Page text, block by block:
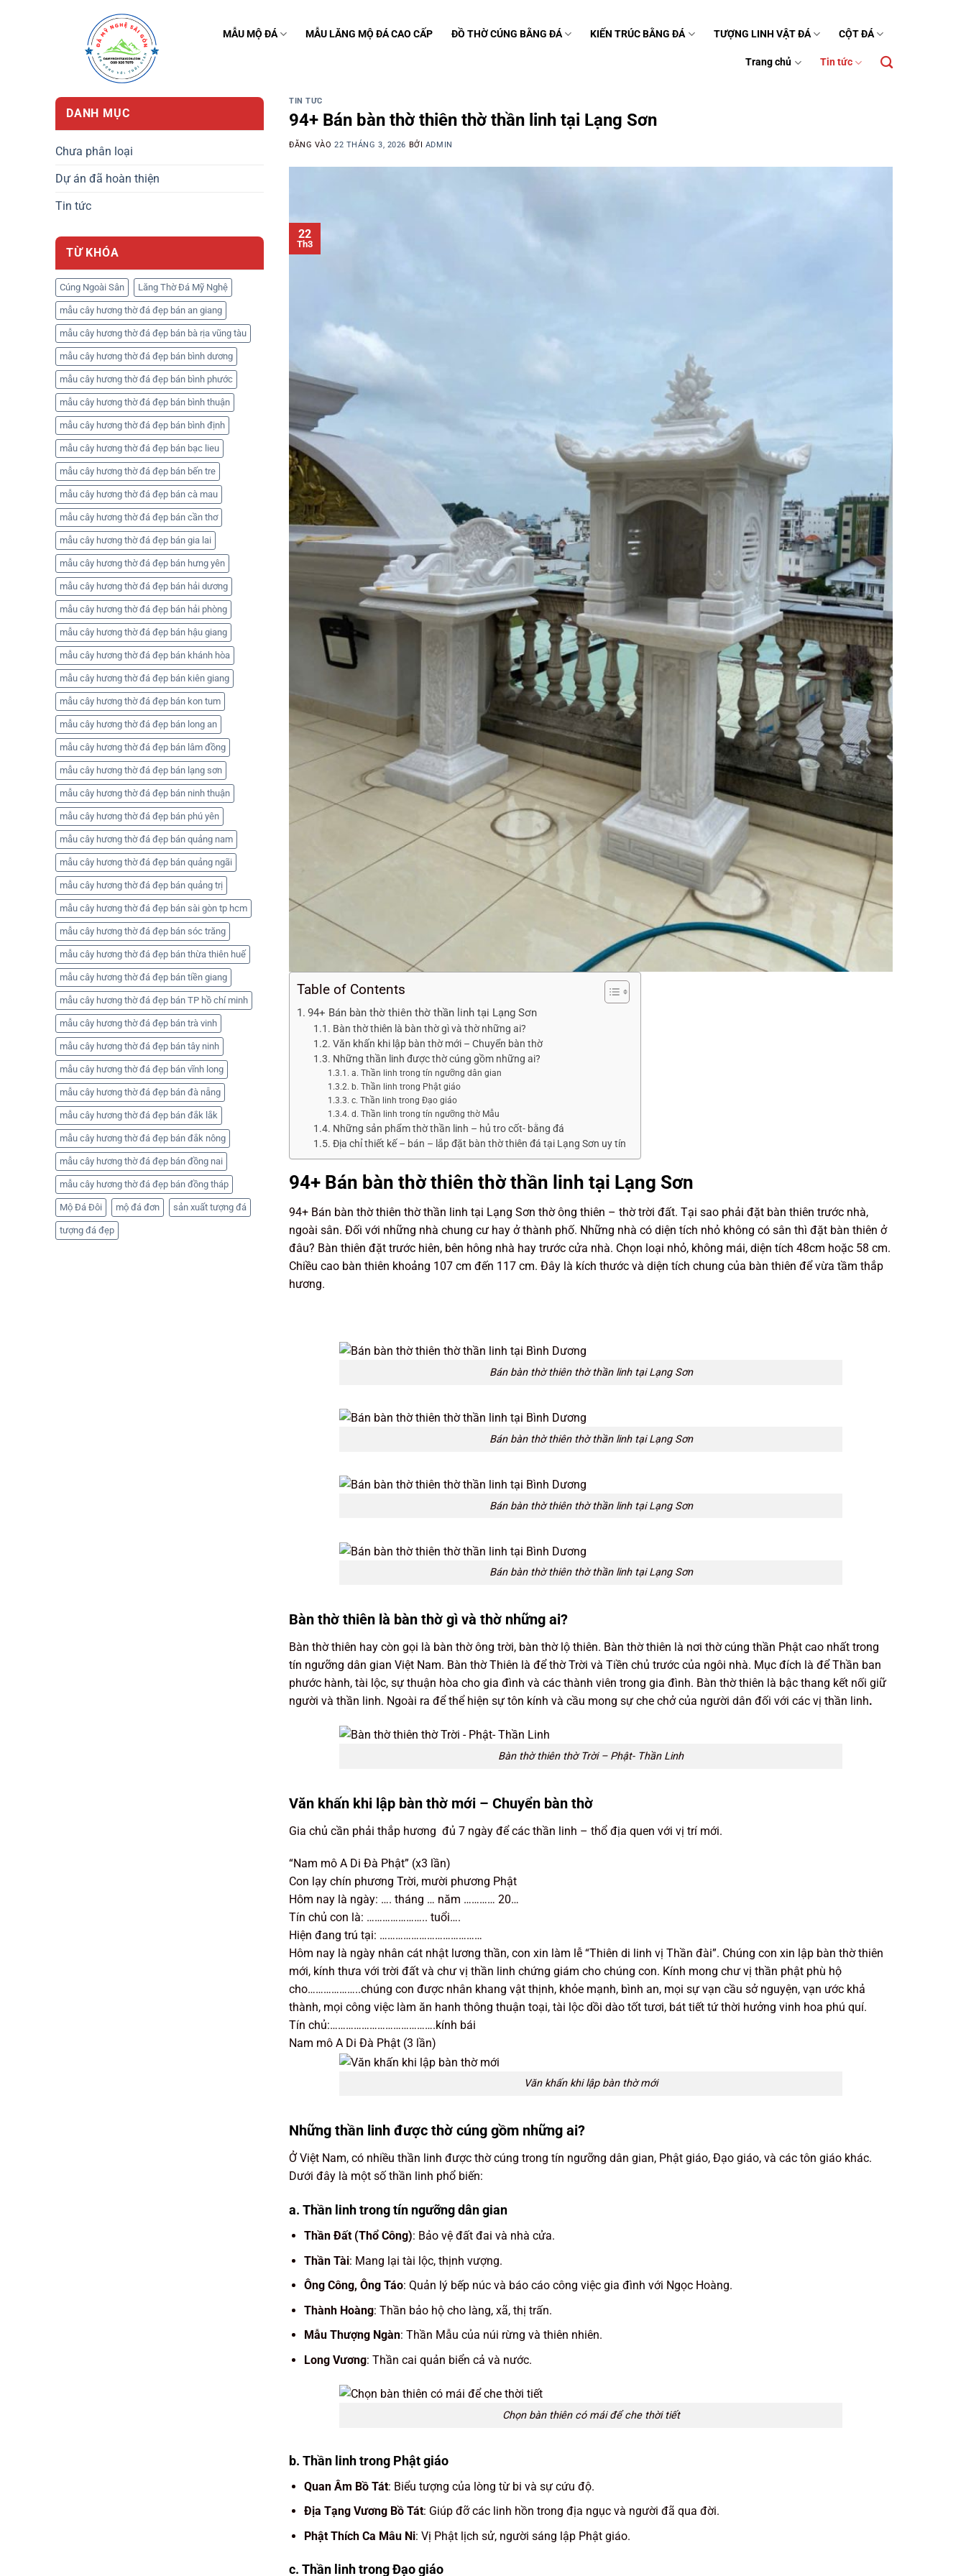
MẪU MỘ ĐÁ MẪU LĂNG MỘ ĐÁ CAO CẤP ĐỒ THỜ CÚNG BẰNG ĐÁ KIẾN TRÚC BẰNG ĐÁ TƯỢNG LINH VẬT ĐÁ CỘT ĐÁ
Trang chủ Tin tức
DANH MỤC
Chưa phân loại
Dự án đã hoàn thiện
Tin tức
TỪ KHÓA
Cúng Ngoài Sân Lăng Thờ Đá Mỹ Nghệ
mẫu cây hương thờ đá đẹp bán an giang
mẫu cây hương thờ đá đẹp bán bà rịa vũng tàu
mẫu cây hương thờ đá đẹp bán bình dương
mẫu cây hương thờ đá đẹp bán bình phước
mẫu cây hương thờ đá đẹp bán bình thuận
mẫu cây hương thờ đá đẹp bán bình định
mẫu cây hương thờ đá đẹp bán bạc lieu
mẫu cây hương thờ đá đẹp bán bến tre
mẫu cây hương thờ đá đẹp bán cà mau
mẫu cây hương thờ đá đẹp bán cần thơ
mẫu cây hương thờ đá đẹp bán gia lai
mẫu cây hương thờ đá đẹp bán hưng yên
mẫu cây hương thờ đá đẹp bán hải dương
mẫu cây hương thờ đá đẹp bán hải phòng
mẫu cây hương thờ đá đẹp bán hậu giang
mẫu cây hương thờ đá đẹp bán khánh hòa
mẫu cây hương thờ đá đẹp bán kiên giang
mẫu cây hương thờ đá đẹp bán kon tum
mẫu cây hương thờ đá đẹp bán long an
mẫu cây hương thờ đá đẹp bán lâm đồng
mẫu cây hương thờ đá đẹp bán lạng sơn
mẫu cây hương thờ đá đẹp bán ninh thuận
mẫu cây hương thờ đá đẹp bán phú yên
mẫu cây hương thờ đá đẹp bán quảng nam
mẫu cây hương thờ đá đẹp bán quảng ngãi
mẫu cây hương thờ đá đẹp bán quảng trị
mẫu cây hương thờ đá đẹp bán sài gòn tp hcm
mẫu cây hương thờ đá đẹp bán sóc trăng
mẫu cây hương thờ đá đẹp bán thừa thiên huế
mẫu cây hương thờ đá đẹp bán tiền giang
mẫu cây hương thờ đá đẹp bán TP hồ chí minh
mẫu cây hương thờ đá đẹp bán trà vinh
mẫu cây hương thờ đá đẹp bán tây ninh
mẫu cây hương thờ đá đẹp bán vĩnh long
mẫu cây hương thờ đá đẹp bán đà nẵng
mẫu cây hương thờ đá đẹp bán đắk lắk
mẫu cây hương thờ đá đẹp bán đắk nông
mẫu cây hương thờ đá đẹp bán đồng nai
mẫu cây hương thờ đá đẹp bán đồng tháp
Mộ Đá Đôi mộ đá đơn sản xuất tượng đá
tượng đá đẹp
TIN TỨC
94+ Bán bàn thờ thiên thờ thần linh tại Lạng Sơn
ĐĂNG VÀO22 THÁNG 3, 2026 BỞI ADMIN
22
Th3
Table of Contents
94+ Bán bàn thờ thiên thờ thần linh tại Lạng Sơn
Bàn thờ thiên là bàn thờ gì và thờ những ai?
Văn khấn khi lập bàn thờ mới – Chuyển bàn thờ
Những thần linh được thờ cúng gồm những ai?
a. Thần linh trong tín ngưỡng dân gian
b. Thần linh trong Phật giáo
c. Thần linh trong Đạo giáo
d. Thần linh trong tín ngưỡng thờ Mẫu
Những sản phẩm thờ thần linh – hủ tro cốt- bằng đá
Địa chỉ thiết kế – bán – lắp đặt bàn thờ thiên đá tại Lạng Sơn uy tín
94+ Bán bàn thờ thiên thờ thần linh tại Lạng Sơn
94+ Bán bàn thờ thiên thờ thần linh tại Lạng Sơn thờ ông thiên – thờ trời đất. Tại sao phải đặt bàn thiên trước nhà,
ngoài sân. Đối với những nhà chung cư hay ở thành phố. Những nhà có diện tích nhỏ không có sân thì đặt bàn thiên ở
đâu? Bàn thiên đặt trước hiên, bên hông nhà hay trước cửa nhà. Chọn loại nhỏ, không mái, diện tích 48cm hoặc 58 cm.
Chiều cao bàn thiên khoảng 107 cm đến 117 cm. Đây là kích thước và diện tích chung của bàn thiên để vừa tầm thắp
hương.
Bán bàn thờ thiên thờ thần linh tại Lạng Sơn
Bán bàn thờ thiên thờ thần linh tại Lạng Sơn
Bán bàn thờ thiên thờ thần linh tại Lạng Sơn
Bán bàn thờ thiên thờ thần linh tại Lạng Sơn
Bàn thờ thiên là bàn thờ gì và thờ những ai?
Bàn thờ thiên hay còn gọi là bàn thờ ông trời, bàn thờ lộ thiên. Bàn thờ thiên là nơi thờ cúng thần Phật cao nhất trong
tín ngưỡng dân gian Việt Nam. Bàn thờ Thiên là để thờ Trời và Tiền chủ trước của ngôi nhà. Mục đích là để Thần ban
phước hành, tài lộc, sự thuận hòa cho gia đình và các thành viên trong gia đình. Bàn thờ thiên là bậc thang kết nối giữ
người và thần linh. Ngoài ra để thể hiện sự tôn kính và cầu mong sự che chở của người dân đối với các vị thần linh.
Bàn thờ thiên thờ Trời – Phật- Thần Linh
Văn khấn khi lập bàn thờ mới – Chuyển bàn thờ
Gia chủ cần phải thắp hương đủ 7 ngày để các thần linh – thổ địa quen với vị trí mới.
“Nam mô A Di Đà Phật” (x3 lần)
Con lạy chín phương Trời, mười phương Phật
Hôm nay là ngày: …. tháng … năm ………… 20…
Tín chủ con là: ………………….. tuổi….
Hiện đang trú tại: …………………………………
Hôm nay là ngày nhân cát nhật lương thần, con xin làm lễ “Thiên di linh vị Thần đài”. Chúng con xin lập bàn thờ thiên
mới, kính thưa với trời đất và chư vị thần linh chứng giám cho chúng con. Kính mong chư vị thần phật phù hộ
cho………………..chúng con được nhân khang vật thịnh, khỏe mạnh, bình an, mọi sự vạn cầu sở nguyện, vạn ước khả
thành, mọi công việc làm ăn hanh thông thuận toại, tài lộc dồi dào tốt tươi, bát tiết tứ thời hưởng vinh hoa phú quí.
Tín chủ:………………………………….kính bái
Nam mô A Di Đà Phật (3 lần)
Văn khấn khi lập bàn thờ mới
Những thần linh được thờ cúng gồm những ai?
Ở Việt Nam, có nhiều thần linh được thờ cúng trong tín ngưỡng dân gian, Phật giáo, Đạo giáo, và các tôn giáo khác.
Dưới đây là một số thần linh phổ biến:
a. Thần linh trong tín ngưỡng dân gian
Thần Đất (Thổ Công): Bảo vệ đất đai và nhà cửa.
Thần Tài: Mang lại tài lộc, thịnh vượng.
Ông Công, Ông Táo: Quản lý bếp núc và báo cáo công việc gia đình với Ngọc Hoàng.
Thành Hoàng: Thần bảo hộ cho làng, xã, thị trấn.
Mẫu Thượng Ngàn: Thần Mẫu của núi rừng và thiên nhiên.
Long Vương: Thần cai quản biển cả và nước.
Chọn bàn thiên có mái để che thời tiết
b. Thần linh trong Phật giáo
Quan Âm Bồ Tát: Biểu tượng của lòng từ bi và sự cứu độ.
Địa Tạng Vương Bồ Tát: Giúp đỡ các linh hồn trong địa ngục và người đã qua đời.
Phật Thích Ca Mâu Ni: Vị Phật lịch sử, người sáng lập Phật giáo.
c. Thần linh trong Đạo giáo